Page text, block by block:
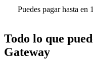
Puedes pagar hasta en
Todo lo que
Gateway